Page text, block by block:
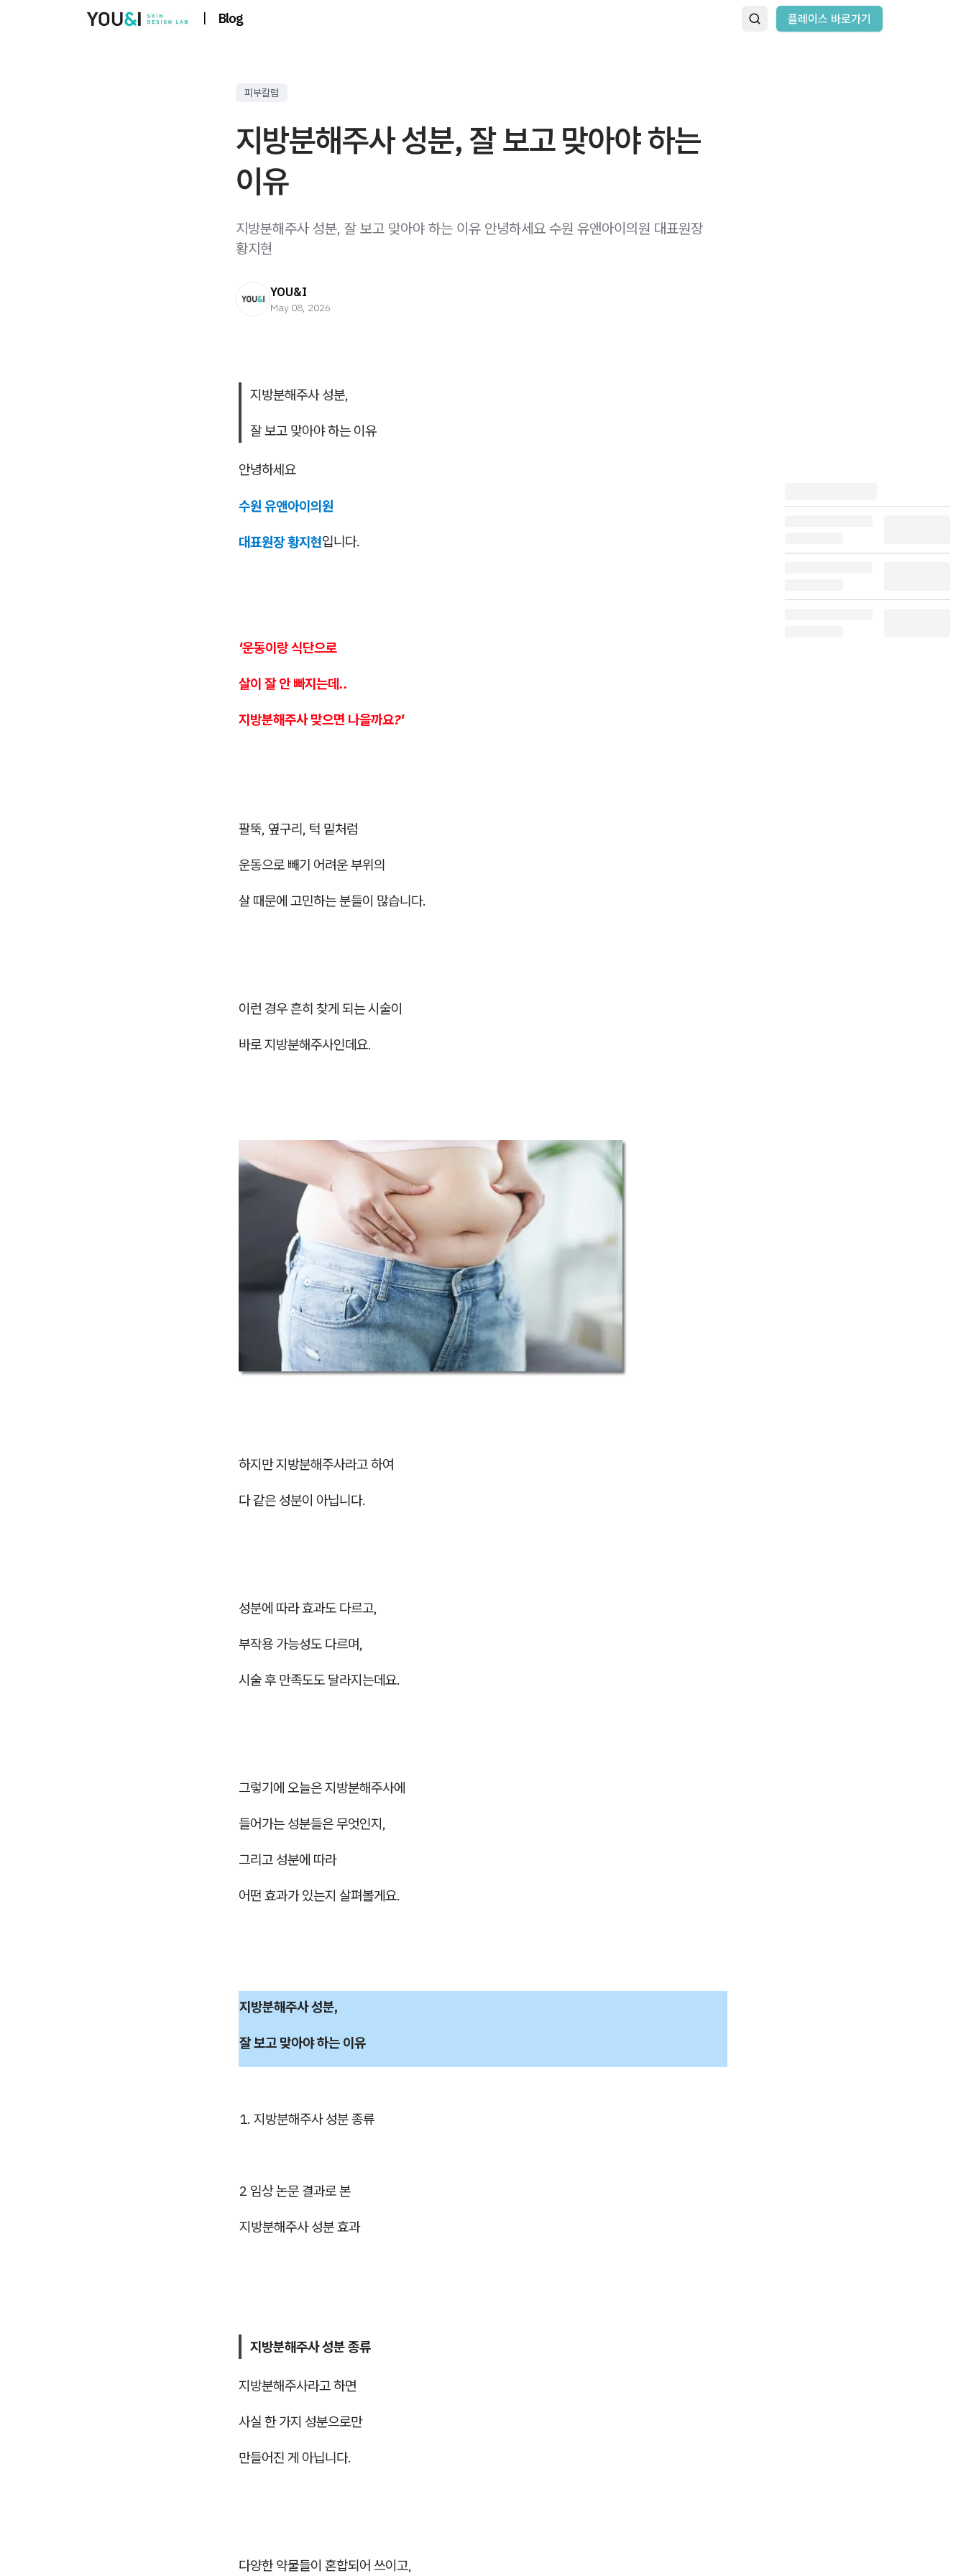
| Blog 플레이스 바로가기
피부칼럼
지방분해주사 성분, 잘 보고 맞아야 하는
이유
지방분해주사 성분, 잘 보고 맞아야 하는 이유 안녕하세요 수원 유앤아이의원 대표원장
황지현
YOU&I
May 08, 2026
지방분해주사 성분,
잘 보고 맞아야 하는 이유
안녕하세요
수원 유앤아이의원
대표원장 황지현입니다.
'운동이랑 식단으로
살이 잘 안 빠지는데..
지방분해주사 맞으면 나을까요?'
팔뚝, 옆구리, 턱 밑처럼
운동으로 빼기 어려운 부위의
살 때문에 고민하는 분들이 많습니다.
이런 경우 흔히 찾게 되는 시술이
바로 지방분해주사인데요.
하지만 지방분해주사라고 하여
다 같은 성분이 아닙니다.
성분에 따라 효과도 다르고,
부작용 가능성도 다르며,
시술 후 만족도도 달라지는데요.
그렇기에 오늘은 지방분해주사에
들어가는 성분들은 무엇인지,
그리고 성분에 따라
어떤 효과가 있는지 살펴볼게요.
지방분해주사 성분,
잘 보고 맞아야 하는 이유
1. 지방분해주사 성분 종류
2 임상 논문 결과로 본
지방분해주사 성분 효과
지방분해주사 성분 종류
지방분해주사라고 하면
사실 한 가지 성분으로만
만들어진 게 아닙니다.
다양한 약물들이 혼합되어 쓰이고,